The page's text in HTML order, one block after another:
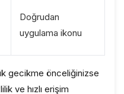
Doğrudan
uygulama ikonu
gecikme önceliğinizse
ve hızlı erişim